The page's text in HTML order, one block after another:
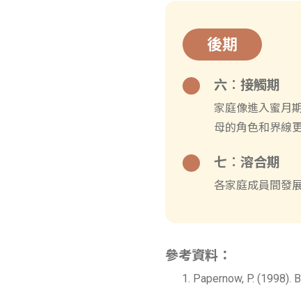
後期
六︰接觸期
家庭像進入蜜月
母的角色和界線
七︰溶合期
各家庭成員間發
參考資料：
Papernow, P. (1998).